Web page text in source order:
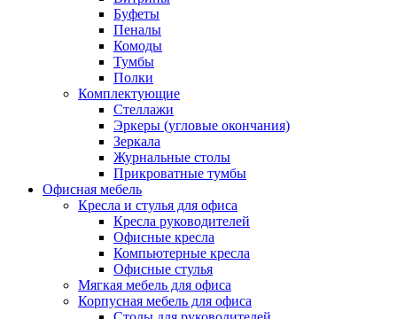
Буфеты
Пеналы
Комоды
Тумбы
Полки
Комплектующие
Стеллажи
Эркеры (угловые окончания)
Зеркала
Журнальные столы
Прикроватные тумбы
Офисная мебель
Кресла и стулья для офиса
Кресла руководителей
Офисные кресла
Компьютерные кресла
Офисные стулья
Мягкая мебель для офиса
Корпусная мебель для офиса